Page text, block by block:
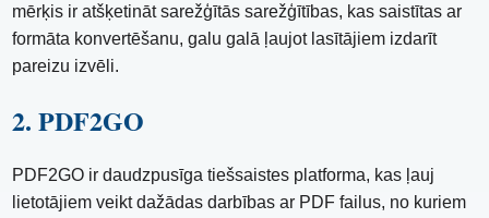
mērķis ir atšķetināt sarežģītās sarežģītības, kas saistītas ar
formāta konvertēšanu, galu galā ļaujot lasītājiem izdarīt
pareizu izvēli.
2. PDF2GO
PDF2GO ir daudzpusīga tiešsaistes platforma, kas ļauj
lietotājiem veikt dažādas darbības ar PDF failus, no kuriem